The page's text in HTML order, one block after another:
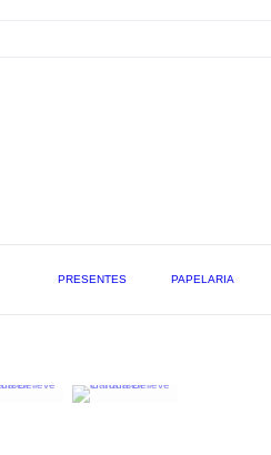
PRESENTES PAPELARIA